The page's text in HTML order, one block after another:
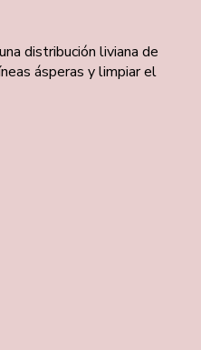
distribución liviana de
ásperas y limpiar el